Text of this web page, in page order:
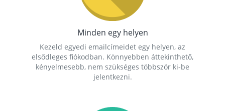
Minden egy helyen
Kezeld egyedi emailcímeidet egy helyen, az
elsődleges fiókodban. Könnyebben áttekinthető,
kényelmesebb, nem szükséges többször ki-be
jelentkezni.